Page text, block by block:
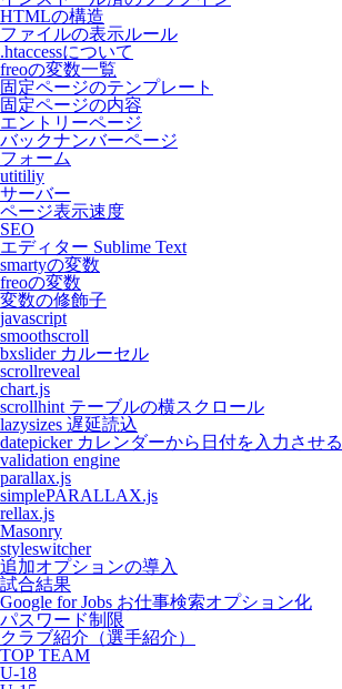
HTMLの構造
ファイルの表示ルール
.htaccessについて
freoの変数一覧
固定ページのテンプレート
固定ページの内容
エントリーページ
バックナンバーページ
フォーム
utitiliy
サーバー
ページ表示速度
SEO
エディター Sublime Text
smartyの変数
freoの変数
変数の修飾子
javascript
smoothscroll
bxslider カルーセル
scrollreveal
chart.js
scrollhint テーブルの横スクロール
lazysizes 遅延読込
datepicker カレンダーから日付を入力させる
validation engine
parallax.js
simplePARALLAX.js
rellax.js
Masonry
styleswitcher
追加オプションの導入
試合結果
Google for Jobs お仕事検索オプション化
パスワード制限
クラブ紹介（選手紹介）
TOP TEAM
U-18